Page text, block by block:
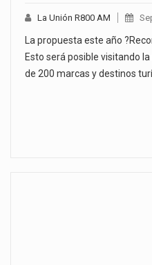
La Unión R800 AM
La propuesta este año
Esto será posible visitando
de 200 marcas y destinos